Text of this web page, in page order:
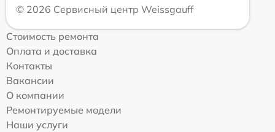
© 2026 Сервисный центр Weissgauff
Стоимость ремонта
Оплата и доставка
Контакты
Вакансии
О компании
Ремонтируемые модели
Наши услуги